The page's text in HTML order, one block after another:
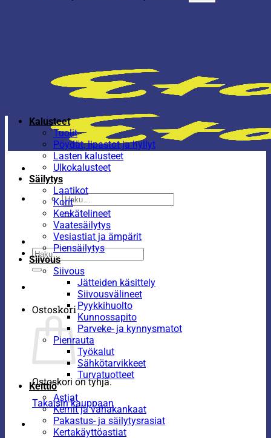
Etsi:
Etsi:
Ostoskori
Ostoskori on tyhjä.
Takaisin kauppaan
Kalusteet
Tuolit
Pöydät, lipastot ja hyllyt
Lasten kalusteet
Ulkokalusteet
Säilytys
Laatikot
Korit
Kenkätelineet
Vaatesäilytys
Vesiastiat ja ämpärit
Piensäilytys
Siivous
Siivous
Jätteiden käsittely
Siivousvälineet
Pyykkihuolto
Kunnossapito
Parveke- ja kynnysmatot
Pienrauta
Työkalut
Sähkötarvikkeet
Turvatuotteet
Keittiö
Astiat
Kernit ja vahakankaat
Pakastus- ja säilytysrasiat
Kertakäyttöastiat